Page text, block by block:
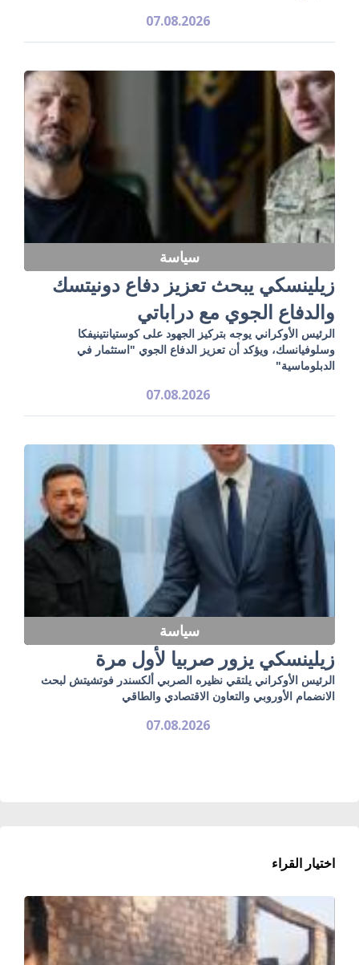
07.08.2026
سياسة
زيلينسكي يبحث تعزيز دفاع دونيتسك
والدفاع الجوي مع دراباتي
الرئيس الأوكراني يوجه بتركيز الجهود على كوستيانتينيفكا
وسلوفيانسك، ويؤكد أن تعزيز الدفاع الجوي "استثمار في
الدبلوماسية"
07.08.2026
سياسة
زيلينسكي يزور صربيا لأول مرة
الرئيس الأوكراني يلتقي نظيره الصربي ألكسندر فوتشيتش لبحث
الانضمام الأوروبي والتعاون الاقتصادي والطاقي
07.08.2026
اختيار القراء